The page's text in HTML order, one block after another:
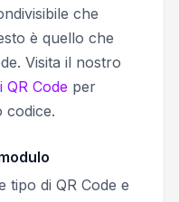
che
è quello che
Visita il nostro
Code per
codice.
tipo di QR Code e